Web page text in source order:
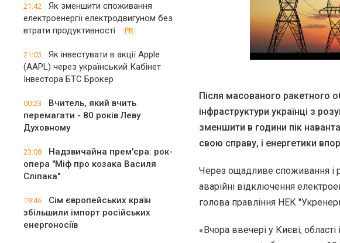
21:42
Як зменшити споживання
електроенергії електродвигуном без
втрати продуктивності
PR
21:03
Як інвестувати в акції Apple
(AAPL) через український Кабінет
Інвестора БТС Брокер
00:23
Вчитель, який вчить
перемагати - 80 років Леву
Духовному
23:08
Надзвичайна прем'єра: рок-
опера "Міф про козака Василя
Сліпака"
19:46
Сім європейських країн
збільшили імпорт російських
енергоносіїв
Після масованого ракетного
інфраструктури українці з
зменшити в години пік
свою справу, і енергетики
Через ощадливе споживання і
аварійні відключення
голова правління НЕК
«Вчора ввечері у Києві,